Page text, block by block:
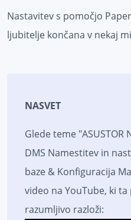
Nastavitev s pomočjo
ljubitelje končana v nekaj
NASVET
Glede teme "ASUSTOR
DMS Namestitev in
baze & Konfiguracija
video na YouTube, ki
razumljivo razloži: